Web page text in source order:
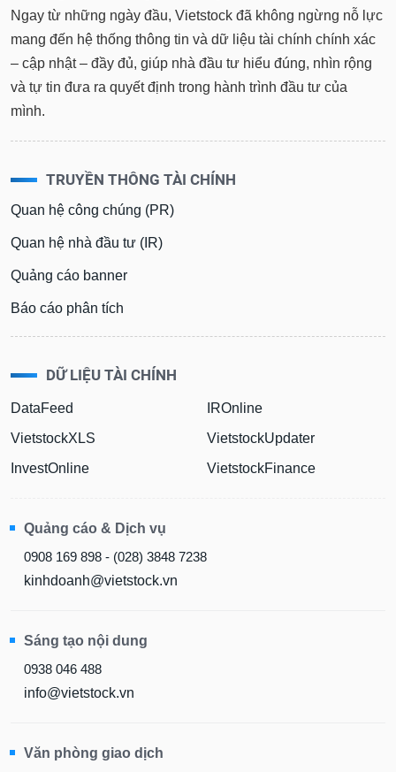
Ngay từ những ngày đầu, Vietstock đã không ngừng nỗ lực
mang đến hệ thống thông tin và dữ liệu tài chính chính xác
– cập nhật – đầy đủ, giúp nhà đầu tư hiểu đúng, nhìn rộng
và tự tin đưa ra quyết định trong hành trình đầu tư của
mình.
TRUYỀN THÔNG TÀI CHÍNH
Quan hệ công chúng (PR)
Quan hệ nhà đầu tư (IR)
Quảng cáo banner
Báo cáo phân tích
DỮ LIỆU TÀI CHÍNH
DataFeed
VietstockXLS
InvestOnline
IROnline
VietstockUpdater
VietstockFinance
Quảng cáo & Dịch vụ
0908 169 898 - (028) 3848 7238
kinhdoanh@vietstock.vn
Sáng tạo nội dung
0938 046 488
info@vietstock.vn
Văn phòng giao dịch